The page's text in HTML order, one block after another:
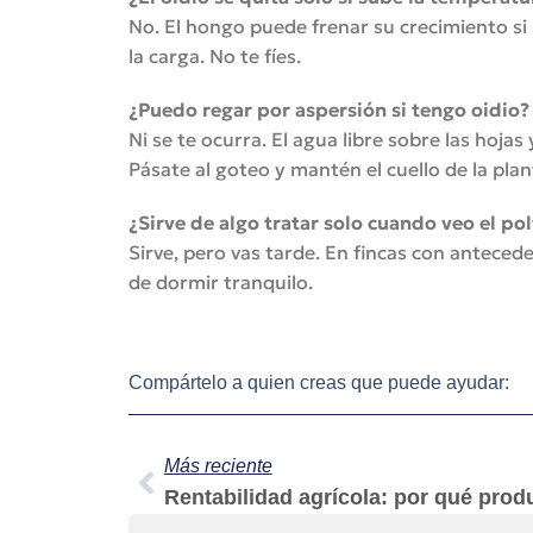
No. El hongo puede frenar su crecimiento
la carga. No te fíes.
¿Puedo regar por aspersión si tengo oidio?
Ni se te ocurra. El agua libre sobre las
Pásate al goteo y mantén el cuello de la
¿Sirve de algo tratar solo cuando veo el
Sirve, pero vas tarde. En fincas con
de dormir tranquilo.
Compártelo a quien creas que puede ayudar:
Más reciente